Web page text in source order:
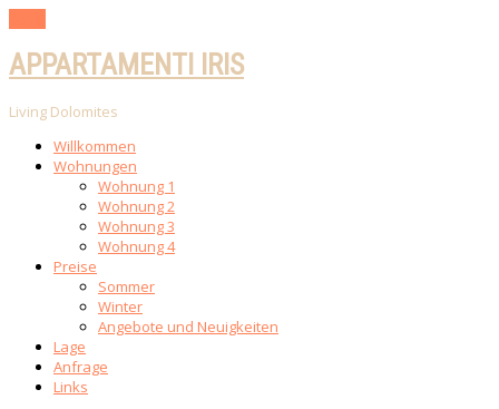
APPARTAMENTI IRIS
Living Dolomites
Willkommen
Wohnungen
Wohnung 1
Wohnung 2
Wohnung 3
Wohnung 4
Preise
Sommer
Winter
Angebote und Neuigkeiten
Lage
Anfrage
Links